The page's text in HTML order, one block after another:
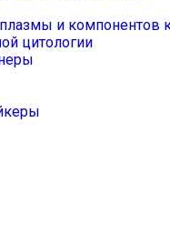
и компонентов
цитологии